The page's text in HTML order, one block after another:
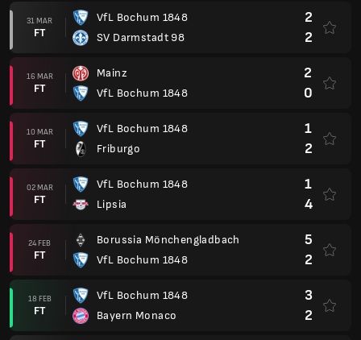
31 MAR
FT
VfL Bochum 1848
SV Darmstadt 98
2
2
16 MAR
FT
Mainz
VfL Bochum 1848
2
0
10 MAR
FT
VfL Bochum 1848
Friburgo
1
2
02 MAR
FT
VfL Bochum 1848
Lipsia
1
4
24 FEB
FT
Borussia Mönchengladbach
VfL Bochum 1848
5
2
18 FEB
FT
VfL Bochum 1848
Bayern Monaco
3
2